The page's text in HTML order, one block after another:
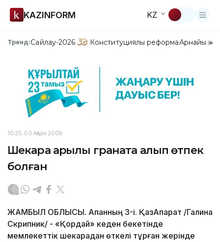
KAZINFORM KZ
Тренд:Сайлау-2026 Конституциялық реформаАрнайы
10:25, 03 Ақпан 2009
Шекара арқылы граната алып өтпек
болған
ЖАМБЫЛ ОБЛЫСЫ. Ақпанның 3-і. ҚазАқпарат /Галина
Скрипник/ - «Қордай» кеден бекетінде
мемлекеттік шекарадан өткелі тұрған жерінде